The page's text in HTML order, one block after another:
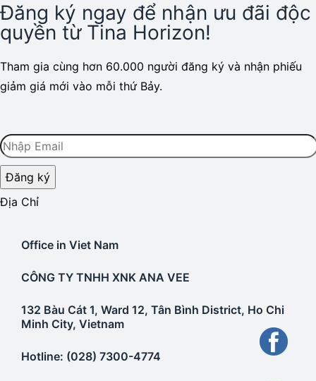
Đăng ký ngay để nhận ưu đãi độc
quyền từ Tina Horizon!​
Tham gia cùng hơn 60.000 người đăng ký và nhận phiếu
giảm giá mới vào mỗi thứ Bảy.
Địa Chỉ
Office in Viet Nam
CÔNG TY TNHH XNK ANA VEE
132 Bàu Cát 1, Ward 12, Tân Bình District, Ho Chi
Minh City, Vietnam
Hotline: (028) 7300-4774